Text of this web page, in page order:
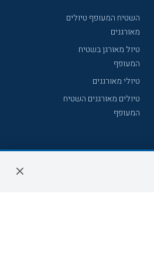
השטיח המעופף טיולים
מאורגנים
טיול מאורגן בשטיח
המעופף
טיולי מאורגנים
טיולים מאורגנים השטיח
המעופף